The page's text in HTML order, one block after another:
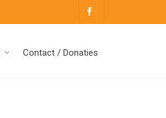
Contact / Donaties